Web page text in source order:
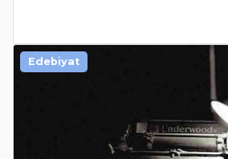
Edebiyat